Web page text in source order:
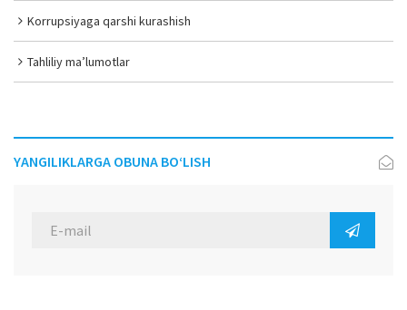
Korrupsiyaga qarshi kurashish
Tahliliy ma’lumotlar
YANGILIKLARGA OBUNA BO‘LISH